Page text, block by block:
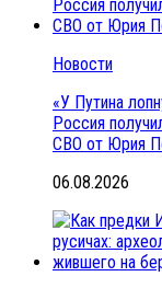
Новости
«У Путина
Россия
СВО от Юрия
06.08.2026